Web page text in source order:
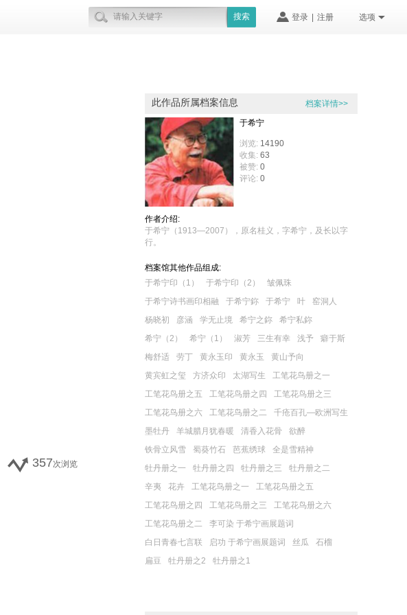
选项
登录 注册
搜索
357次浏览
此作品所属档案信息
档案详情>>
于希宁
浏览: 14190
收集: 63
被赞: 0
评论: 0
作者介绍:
于希宁（1913—2007），原名桂义，字希宁，及长以字
行。
档案馆其他作品组成:
于希宁印（1）
于希宁印（2）
皱佩珠
于希宁诗书画印相融
于希宁鉨 于希宁 叶
窑洞人
杨晓初
彦涵 学无止境 希宁之鉨
希宁私鉨
希宁（2）
希宁（1） 淑芳 三生有幸 浅予
癖于斯
梅舒适
劳丁 黄永玉印 黄永玉
黄山予向
黄宾虹之玺
方济众印 太湖写生
工笔花鸟册之一
工笔花鸟册之五
工笔花鸟册之四
工笔花鸟册之三
工笔花鸟册之六
工笔花鸟册之二
千疮百孔—欧洲写生
墨牡丹
羊城腊月犹春暖 清香入花骨
欲醉
铁骨立风雪
蜀葵竹石 芭蕉绣球
全是雪精神
牡丹册之一
牡丹册之四 牡丹册之三
牡丹册之二
辛夷
花卉 工笔花鸟册之一
工笔花鸟册之五
工笔花鸟册之四
工笔花鸟册之三
工笔花鸟册之六
工笔花鸟册之二
李可染 于希宁画展题词
白日青春七言联
启功 于希宁画展题词 丝瓜
石榴
扁豆
牡丹册之2 牡丹册之1